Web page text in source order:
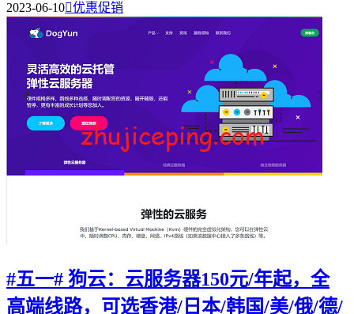
2023-06-10优惠促销
#五一# 狗云：云服务器150元/年起，全
高端线路，可选香港/日本/韩国/美/俄/德/